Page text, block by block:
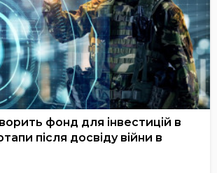
фонд для інвестицій в
після досвіду війни в